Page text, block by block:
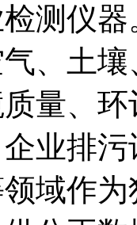
测仪
、土
量、
业排
域作